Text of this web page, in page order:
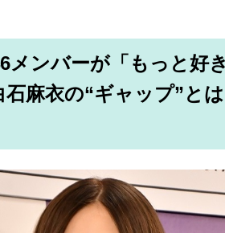
メンバーが「もっと好
麻衣の“ギャップ”と